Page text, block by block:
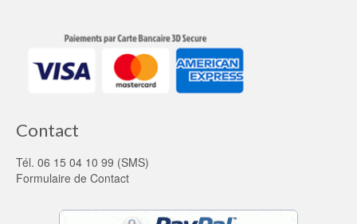
Contact
Tél. 06 15 04 10 99 (SMS)
Formulaire de Contact